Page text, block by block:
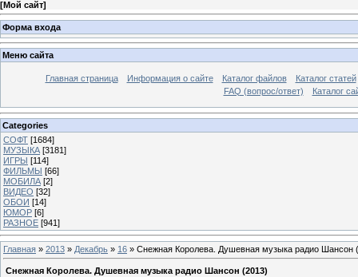
[Мой сайт]
Форма входа
Меню сайта
Главная страница Информация о сайте Каталог файлов
Каталог статей
FAQ (вопрос/ответ)
Каталог
Categories
СОФТ [1684]
МУЗЫКА [3181]
ИГРЫ [114]
ФИЛЬМЫ [66]
МОБИЛА [2]
ВИДЕО [32]
ОБОИ [14]
ЮМОР [6]
РАЗНОЕ [941]
Главная » 2013 » Декабрь » 16 » Снежная Королева. Душевная музыка радио Шансон
Снежная Королева. Душевная музыка радио Шансон (2013)